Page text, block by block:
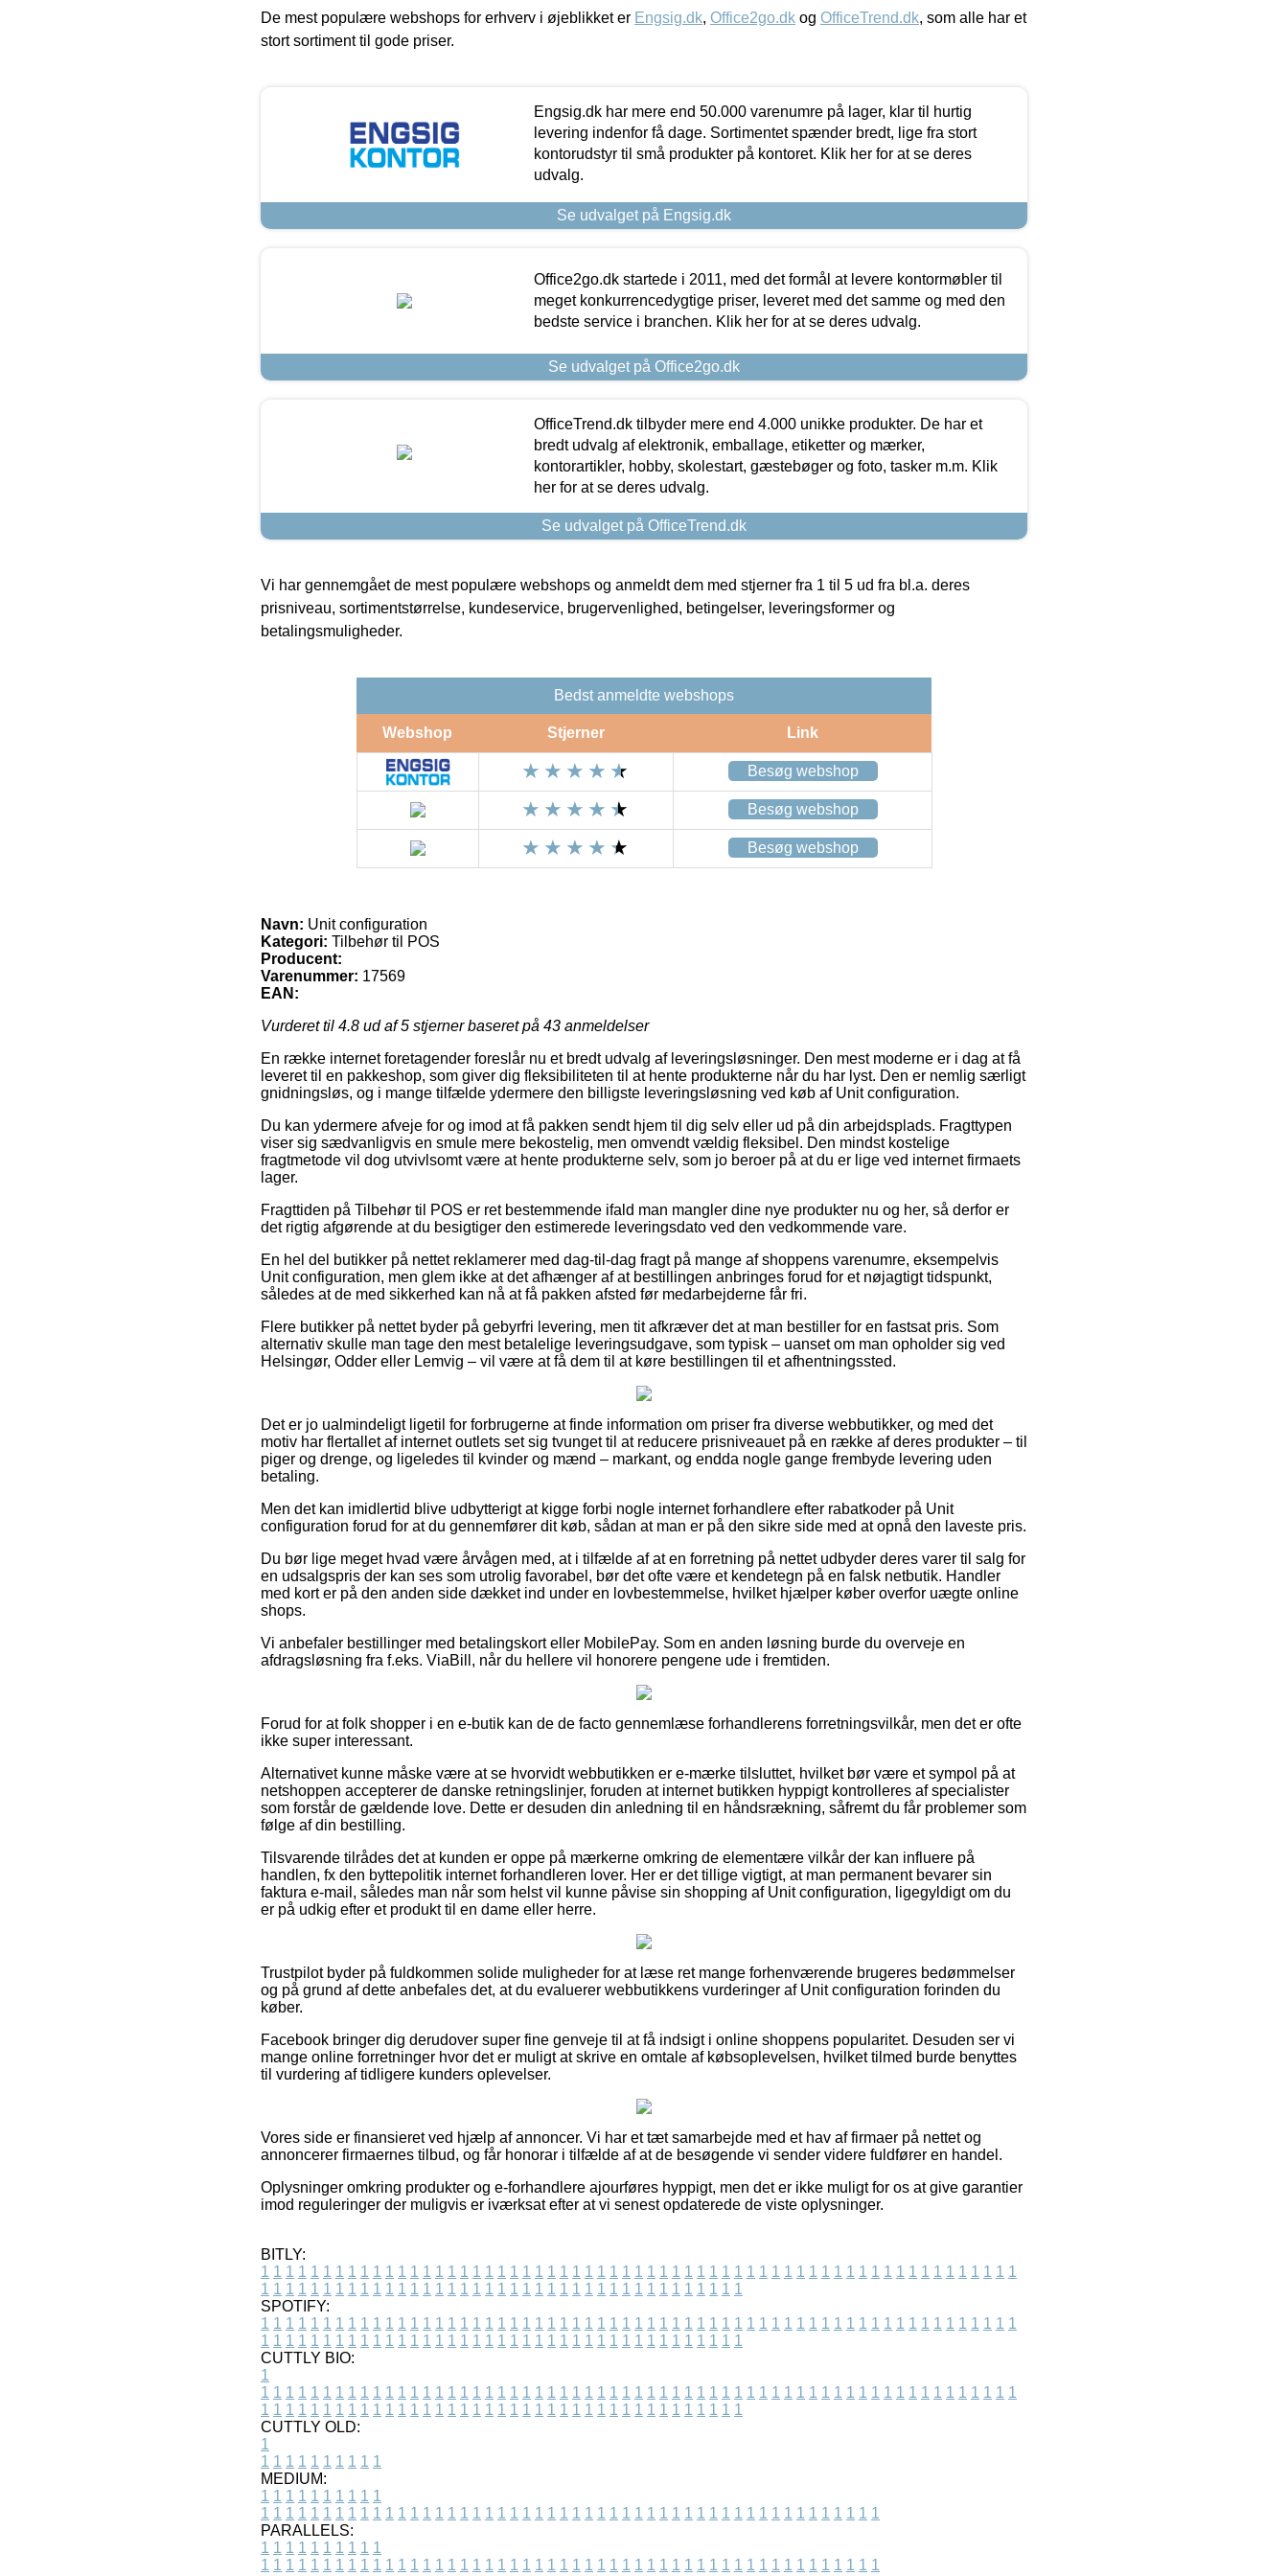
De mest populære webshops for erhverv i øjeblikket er Engsig.dk, Office2go.dk og OfficeTrend.dk, som alle har et
stort sortiment til gode priser.
Engsig.dk har mere end 50.000 varenumre på lager, klar til hurtig
levering indenfor få dage. Sortimentet spænder bredt, lige fra stort
kontorudstyr til små produkter på kontoret. Klik her for at se deres
udvalg.
Se udvalget på Engsig.dk
Office2go.dk startede i 2011, med det formål at levere kontormøbler til
meget konkurrencedygtige priser, leveret med det samme og med den
bedste service i branchen. Klik her for at se deres udvalg.
Se udvalget på Office2go.dk
OfficeTrend.dk tilbyder mere end 4.000 unikke produkter. De har et
bredt udvalg af elektronik, emballage, etiketter og mærker,
kontorartikler, hobby, skolestart, gæstebøger og foto, tasker m.m. Klik
her for at se deres udvalg.
Se udvalget på OfficeTrend.dk
Vi har gennemgået de mest populære webshops og anmeldt dem med stjerner fra 1 til 5 ud fra bl.a. deres
prisniveau, sortimentstørrelse, kundeservice, brugervenlighed, betingelser, leveringsformer og
betalingsmuligheder.
Bedst anmeldte webshops
Webshop Stjerner Link
Besøg webshop
Besøg webshop
Besøg webshop
Navn: Unit configuration
Kategori: Tilbehør til POS
Producent:
Varenummer: 17569
EAN:
Vurderet til 4.8 ud af 5 stjerner baseret på 43 anmeldelser
En række internet foretagender foreslår nu et bredt udvalg af leveringsløsninger. Den mest moderne er i dag at få
leveret til en pakkeshop, som giver dig fleksibiliteten til at hente produkterne når du har lyst. Den er nemlig særligt
gnidningsløs, og i mange tilfælde ydermere den billigste leveringsløsning ved køb af Unit configuration.
Du kan ydermere afveje for og imod at få pakken sendt hjem til dig selv eller ud på din arbejdsplads. Fragttypen
viser sig sædvanligvis en smule mere bekostelig, men omvendt vældig fleksibel. Den mindst kostelige
fragtmetode vil dog utvivlsomt være at hente produkterne selv, som jo beroer på at du er lige ved internet firmaets
lager.
Fragttiden på Tilbehør til POS er ret bestemmende ifald man mangler dine nye produkter nu og her, så derfor er
det rigtig afgørende at du besigtiger den estimerede leveringsdato ved den vedkommende vare.
En hel del butikker på nettet reklamerer med dag-til-dag fragt på mange af shoppens varenumre, eksempelvis
Unit configuration, men glem ikke at det afhænger af at bestillingen anbringes forud for et nøjagtigt tidspunkt,
således at de med sikkerhed kan nå at få pakken afsted før medarbejderne får fri.
Flere butikker på nettet byder på gebyrfri levering, men tit afkræver det at man bestiller for en fastsat pris. Som
alternativ skulle man tage den mest betalelige leveringsudgave, som typisk – uanset om man opholder sig ved
Helsingør, Odder eller Lemvig – vil være at få dem til at køre bestillingen til et afhentningssted.
Det er jo ualmindeligt ligetil for forbrugerne at finde information om priser fra diverse webbutikker, og med det
motiv har flertallet af internet outlets set sig tvunget til at reducere prisniveauet på en række af deres produkter – til
piger og drenge, og ligeledes til kvinder og mænd – markant, og endda nogle gange frembyde levering uden
betaling.
Men det kan imidlertid blive udbytterigt at kigge forbi nogle internet forhandlere efter rabatkoder på Unit
configuration forud for at du gennemfører dit køb, sådan at man er på den sikre side med at opnå den laveste pris.
Du bør lige meget hvad være årvågen med, at i tilfælde af at en forretning på nettet udbyder deres varer til salg for
en udsalgspris der kan ses som utrolig favorabel, bør det ofte være et kendetegn på en falsk netbutik. Handler
med kort er på den anden side dækket ind under en lovbestemmelse, hvilket hjælper køber overfor uægte online
shops.
Vi anbefaler bestillinger med betalingskort eller MobilePay. Som en anden løsning burde du overveje en
afdragsløsning fra f.eks. ViaBill, når du hellere vil honorere pengene ude i fremtiden.
Forud for at folk shopper i en e-butik kan de de facto gennemlæse forhandlerens forretningsvilkår, men det er ofte
ikke super interessant.
Alternativet kunne måske være at se hvorvidt webbutikken er e-mærke tilsluttet, hvilket bør være et sympol på at
netshoppen accepterer de danske retningslinjer, foruden at internet butikken hyppigt kontrolleres af specialister
som forstår de gældende love. Dette er desuden din anledning til en håndsrækning, såfremt du får problemer som
følge af din bestilling.
Tilsvarende tilrådes det at kunden er oppe på mærkerne omkring de elementære vilkår der kan influere på
handlen, fx den byttepolitik internet forhandleren lover. Her er det tillige vigtigt, at man permanent bevarer sin
faktura e-mail, således man når som helst vil kunne påvise sin shopping af Unit configuration, ligegyldigt om du
er på udkig efter et produkt til en dame eller herre.
Trustpilot byder på fuldkommen solide muligheder for at læse ret mange forhenværende brugeres bedømmelser
og på grund af dette anbefales det, at du evaluerer webbutikkens vurderinger af Unit configuration forinden du
køber.
Facebook bringer dig derudover super fine genveje til at få indsigt i online shoppens popularitet. Desuden ser vi
mange online forretninger hvor det er muligt at skrive en omtale af købsoplevelsen, hvilket tilmed burde benyttes
til vurdering af tidligere kunders oplevelser.
Vores side er finansieret ved hjælp af annoncer. Vi har et tæt samarbejde med et hav af firmaer på nettet og
annoncerer firmaernes tilbud, og får honorar i tilfælde af at de besøgende vi sender videre fuldfører en handel.
Oplysninger omkring produkter og e-forhandlere ajourføres hyppigt, men det er ikke muligt for os at give garantier
imod reguleringer der muligvis er iværksat efter at vi senest opdaterede de viste oplysninger.
BITLY:
1 1 1 1 1 1 1 1 1 1 1 1 1 1 1 1 1 1 1 1 1 1 1 1 1 1 1 1 1 1 1 1 1 1 1 1 1 1 1 1 1 1 1 1 1 1 1 1 1 1 1 1 1 1 1 1 1 1 1 1 1
1 1 1 1 1 1 1 1 1 1 1 1 1 1 1 1 1 1 1 1 1 1 1 1 1 1 1 1 1 1 1 1 1 1 1 1 1 1 1
SPOTIFY:
1 1 1 1 1 1 1 1 1 1 1 1 1 1 1 1 1 1 1 1 1 1 1 1 1 1 1 1 1 1 1 1 1 1 1 1 1 1 1 1 1 1 1 1 1 1 1 1 1 1 1 1 1 1 1 1 1 1 1 1 1
1 1 1 1 1 1 1 1 1 1 1 1 1 1 1 1 1 1 1 1 1 1 1 1 1 1 1 1 1 1 1 1 1 1 1 1 1 1 1
CUTTLY BIO:
1
1 1 1 1 1 1 1 1 1 1 1 1 1 1 1 1 1 1 1 1 1 1 1 1 1 1 1 1 1 1 1 1 1 1 1 1 1 1 1 1 1 1 1 1 1 1 1 1 1 1 1 1 1 1 1 1 1 1 1 1 1
1 1 1 1 1 1 1 1 1 1 1 1 1 1 1 1 1 1 1 1 1 1 1 1 1 1 1 1 1 1 1 1 1 1 1 1 1 1 1
CUTTLY OLD:
1
1 1 1 1 1 1 1 1 1 1
MEDIUM:
1 1 1 1 1 1 1 1 1 1
1 1 1 1 1 1 1 1 1 1 1 1 1 1 1 1 1 1 1 1 1 1 1 1 1 1 1 1 1 1 1 1 1 1 1 1 1 1 1 1 1 1 1 1 1 1 1 1 1 1
PARALLELS:
1 1 1 1 1 1 1 1 1 1
1 1 1 1 1 1 1 1 1 1 1 1 1 1 1 1 1 1 1 1 1 1 1 1 1 1 1 1 1 1 1 1 1 1 1 1 1 1 1 1 1 1 1 1 1 1 1 1 1 1